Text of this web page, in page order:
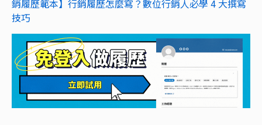
銷履歷範本】行銷履歷怎麼寫？數位行銷人必學 4 大撰寫
技巧